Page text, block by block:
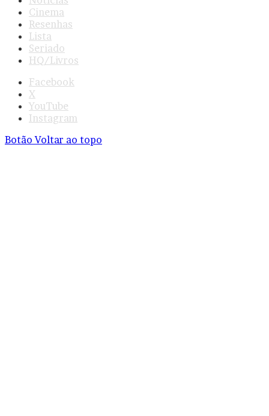
Cinema
Resenhas
Lista
Seriado
HQ/Livros
Facebook
X
YouTube
Instagram
Botão Voltar ao topo